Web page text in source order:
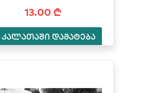
13.00 ₾
კალათაში დამატება